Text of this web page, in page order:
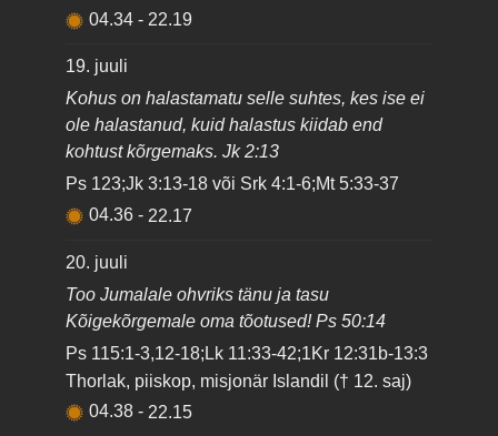
04.34- 22.19
19. juuli
Kohus on halastamatu selle suhtes, kes ise ei
ole halastanud, kuid halastus kiidab end
kohtust kõrgemaks. Jk 2:13
Ps 123;Jk 3:13-18 või Srk 4:1-6;Mt 5:33-37
04.36- 22.17
20. juuli
Too Jumalale ohvriks tänu ja tasu
Kõigekõrgemale oma tõotused! Ps 50:14
Ps 115:1-3,12-18;Lk 11:33-42;1Kr 12:31b-13:3
Thorlak, piiskop, misjonär Islandil († 12. saj)
04.38- 22.15